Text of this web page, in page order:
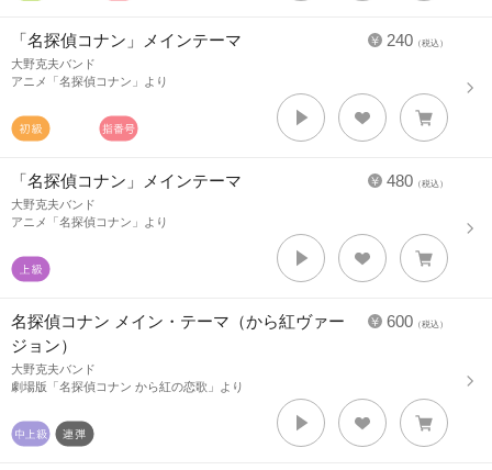
240 （税込）
「名探偵コナン」メインテーマ
大野克夫バンド
アニメ「名探偵コナン」より
480 （税込）
「名探偵コナン」メインテーマ
大野克夫バンド
アニメ「名探偵コナン」より
600 （税込）
名探偵コナン メイン・テーマ（から紅ヴァー
ジョン）
大野克夫バンド
劇場版「名探偵コナン から紅の恋歌」より